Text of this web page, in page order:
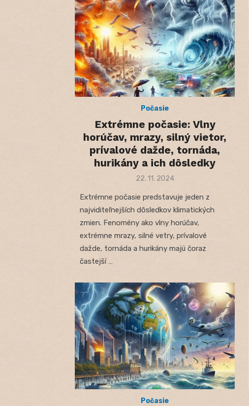
Počasie
Extrémne počasie: Vlny
horúčav, mrazy, silný vietor,
prívalové dažde, tornáda,
hurikány a ich dôsledky
Posted
22. 11. 2024
Extrémne počasie predstavuje jeden z
najviditeľnejších dôsledkov klimatických
zmien. Fenomény ako vlny horúčav,
extrémne mrazy, silné vetry, prívalové
dažde, tornáda a hurikány majú čoraz
častejší …
Počasie